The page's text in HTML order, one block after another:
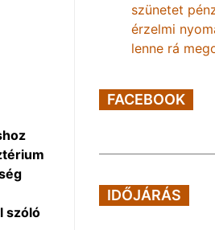
szóló
szünetet
érzelmi
lenne rá
FACEBOOK
IDŐJÁRÁS